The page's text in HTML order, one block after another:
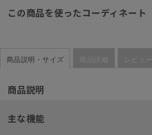
この商品を使ったコーディネート
商品説明・サイズ 商品詳細 レビュー
商品説明
主な機能